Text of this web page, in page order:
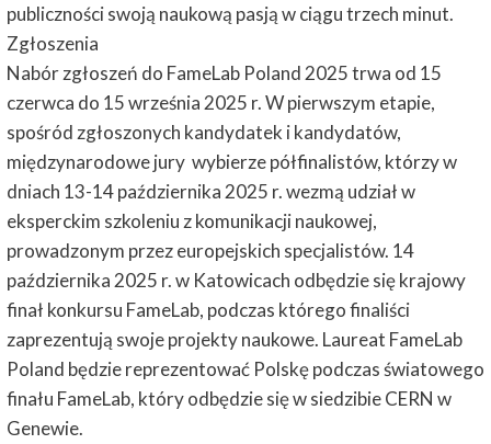
publiczności swoją naukową pasją w ciągu trzech minut.
Zgłoszenia
Nabór zgłoszeń do FameLab Poland 2025 trwa od 15
czerwca do 15 września 2025 r. W pierwszym etapie,
spośród zgłoszonych kandydatek i kandydatów,
międzynarodowe jury wybierze półfinalistów, którzy w
dniach 13-14 października 2025 r. wezmą udział w
eksperckim szkoleniu z komunikacji naukowej,
prowadzonym przez europejskich specjalistów. 14
października 2025 r. w Katowicach odbędzie się krajowy
finał konkursu FameLab, podczas którego finaliści
zaprezentują swoje projekty naukowe. Laureat FameLab
Poland będzie reprezentować Polskę podczas światowego
finału FameLab, który odbędzie się w siedzibie CERN w
Genewie.